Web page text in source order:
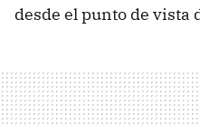
desde el punto de vista